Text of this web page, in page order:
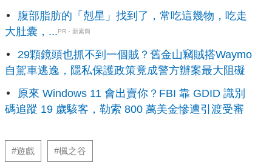
腹部脂肪的「剋星」找到了，常吃這幾物，吃走
大肚囊，...PR・新素簡
29顆鏡頭也抓不到一個賊？舊金山竊賊搭Waymo
自駕車逃逸，隱私保護政策竟成警方辦案最大阻礙
原來 Windows 11 會出賣你？FBI 靠 GDID 識別
碼追蹤 19 歲駭客，勒索 800 萬美金慘遭引渡受審
#遊戲 #楓之谷